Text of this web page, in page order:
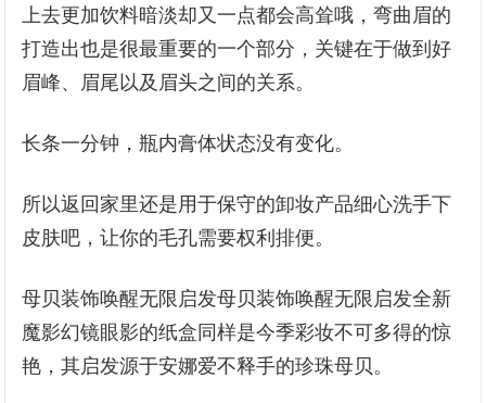
上去更加饮料暗淡却又一点都会高耸哦，弯曲眉的
打造出也是很最重要的一个部分，关键在于做到好
眉峰、眉尾以及眉头之间的关系。
长条一分钟，瓶内膏体状态没有变化。
所以返回家里还是用于保守的卸妆产品细心洗手下
皮肤吧，让你的毛孔需要权利排便。
母贝装饰唤醒无限启发母贝装饰唤醒无限启发全新
魔影幻镜眼影的纸盒同样是今季彩妆不可多得的惊
艳，其启发源于安娜爱不释手的珍珠母贝。